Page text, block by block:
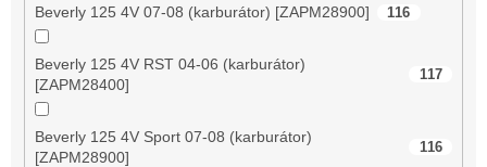
Beverly 125 4V 07-08 (karburátor) [ZAPM28900] 116
Beverly 125 4V RST 04-06 (karburátor)
[ZAPM28400]
117
Beverly 125 4V Sport 07-08 (karburátor)
[ZAPM28900]
116